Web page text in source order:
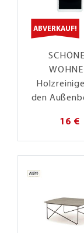
ABVERKAUF!
den
16 €